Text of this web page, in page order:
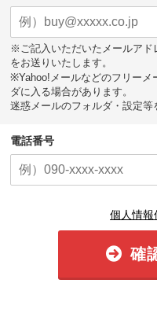
※ご記入いただいたメールアド
をお送りいたします。
※Yahoo!メールなどのフリーメ
ダに入る場合があります。
迷惑メールのフォルダ・設定等
電話番号
個人情報
確